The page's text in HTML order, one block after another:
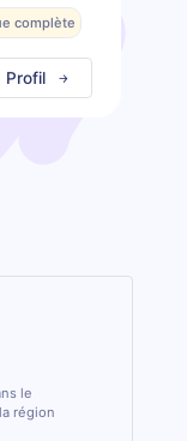
complète
Profil
le
région